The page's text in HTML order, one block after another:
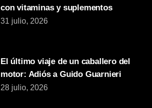
con vitaminas y suplementos
31 julio, 2026
El último viaje de un caballero del
motor: Adiós a Guido Guarnieri
28 julio, 2026